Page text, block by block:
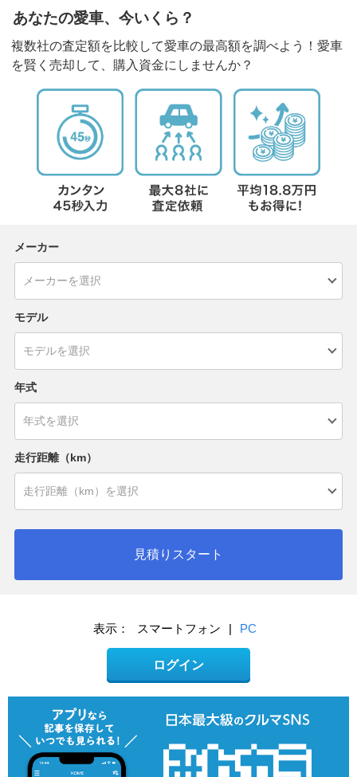
あなたの愛車、今いくら？
複数社の査定額を比較して愛車の最高額を調べよう！愛車
を賢く売却して、購入資金にしませんか？
メーカー
モデル
年式
走行距離（km）
見積りスタート
表示： スマートフォン | PC
ログイン